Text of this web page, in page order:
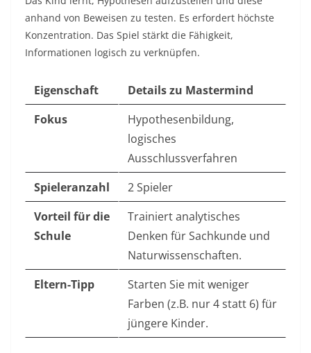
anhand von Beweisen zu testen. Es erfordert höchste
Konzentration. Das Spiel stärkt die Fähigkeit,
Informationen logisch zu verknüpfen.
Eigenschaft
Details zu Mastermind
Fokus
Hypothesenbildung,
logisches
Ausschlussverfahren
Spieleranzahl
2 Spieler
Vorteil für die
Schule
Trainiert analytisches
Denken für Sachkunde und
Naturwissenschaften.
Eltern-Tipp
Starten Sie mit weniger
Farben (z.B. nur 4 statt 6) für
jüngere Kinder.